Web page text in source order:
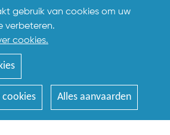
gebruik van cookies om uw
verbeteren.
cookies.
cookies Alles aanvaarden